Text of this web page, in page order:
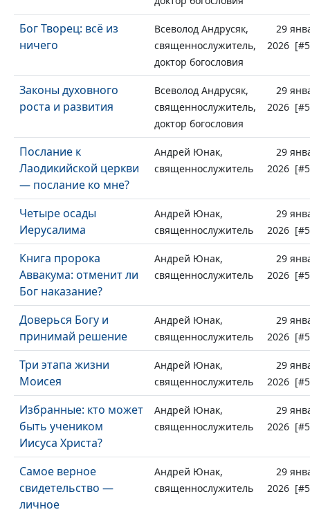
Бог Творец: всё из
ничего
Всеволод Андрусяк,
священнослужитель,
доктор богословия
29
2026
Законы духовного
роста и развития
Всеволод Андрусяк,
священнослужитель,
доктор богословия
29
2026
Послание к
Лаодикийской церкви
— послание ко мне?
Андрей Юнак,
священнослужитель
29
2026
Четыре осады
Иерусалима
Андрей Юнак,
священнослужитель
29
2026
Книга пророка
Аввакума: отменит ли
Бог наказание?
Андрей Юнак,
священнослужитель
29
2026
Доверься Богу и
принимай решение
Андрей Юнак,
священнослужитель
29
2026
Три этапа жизни
Моисея
Андрей Юнак,
священнослужитель
29
2026
Избранные: кто может
быть учеником
Иисуса Христа?
Андрей Юнак,
священнослужитель
29
2026
Самое верное
свидетельство —
личное
Андрей Юнак,
священнослужитель
29
2026